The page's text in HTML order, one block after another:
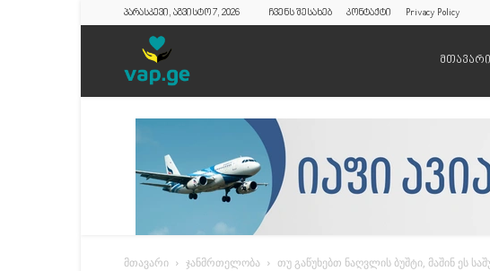
პარასკევი, აგვისტო 7, 2026 ჩვენს შესახებ კონტაქტი Privacy Policy
მთავარი
მთავარი ჯანმრთელობა თუ გაწუხებთ ნაღვლის ბუშტი, მაშინ ეს